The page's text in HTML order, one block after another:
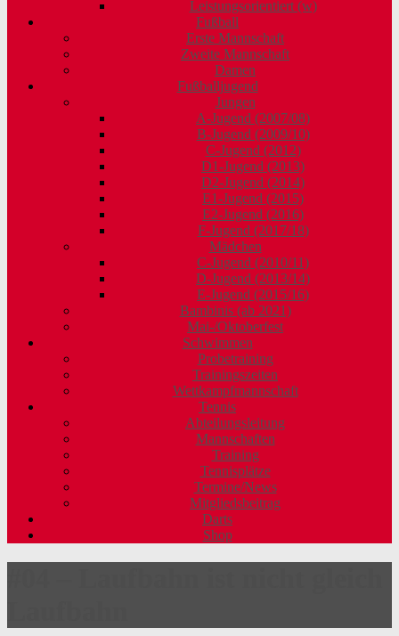
Leistungsorientiert (w)
Fußball
Erste Mannschaft
Zweite Mannschaft
Damen
Fußballjugend
Jungen
A-Jugend (2007/08)
B-Jugend (2009/10)
C-Jugend (2012)
D1-Jugend (2013)
D2-Jugend (2014)
E1-Jugend (2015)
E2-Jugend (2016)
F-Jugend (2017/18)
Mädchen
C-Jugend (2010/11)
D-Jugend (2013/14)
E-Jugend (2015/16)
Bambinis (ab 2021)
Mai-/Oktoberfest
Schwimmen
Probetraining
Trainingszeiten
Wettkampfmannschaft
Tennis
Abteilungsleitung
Mannschaften
Training
Tennisplätze
Termine/News
Mitgliedsbeitrag
Darts
Shop